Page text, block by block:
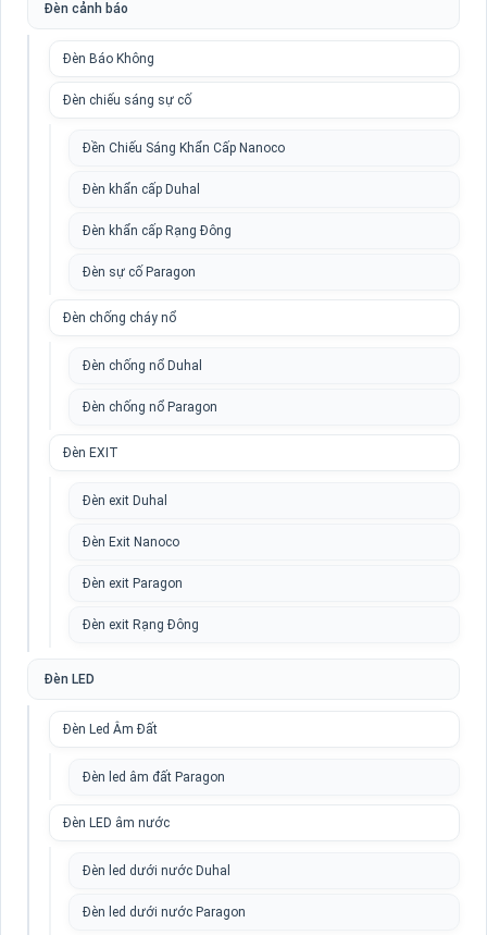
Đèn cảnh báo
Đèn Báo Không
Đèn chiếu sáng sự cố
Đền Chiếu Sáng Khẩn Cấp Nanoco
Đèn khẩn cấp Duhal
Đèn khẩn cấp Rạng Đông
Đèn sự cố Paragon
Đèn chống cháy nổ
Đèn chống nổ Duhal
Đèn chống nổ Paragon
Đèn EXIT
Đèn exit Duhal
Đèn Exit Nanoco
Đèn exit Paragon
Đèn exit Rạng Đông
Đèn LED
Đèn Led Âm Đất
Đèn led âm đất Paragon
Đèn LED âm nước
Đèn led dưới nước Duhal
Đèn led dưới nước Paragon